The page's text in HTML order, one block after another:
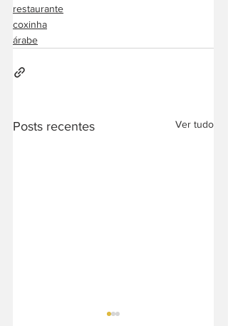
restaurante
coxinha
árabe
Posts recentes Ver tudo